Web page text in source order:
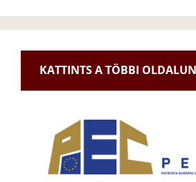
KATTINTS A TÖBBI